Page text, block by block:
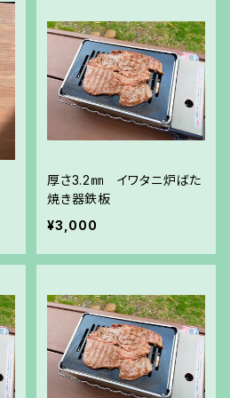
厚さ3.2㎜ イワタニ炉ばた
焼き器鉄板
¥3,000